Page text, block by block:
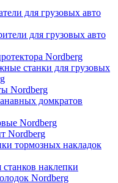
для грузовых авто
для грузовых авто
Nordberg
станки для грузовых
Nordberg
домкратов
Nordberg
Nordberg
тормозных накладок
станков наклепки
Nordberg